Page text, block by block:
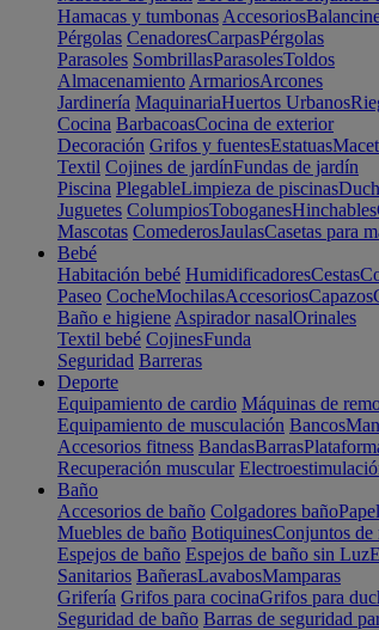
Hamacas y tumbonas Accesorios
Pérgolas CenadoresCarpasPérgolas
Parasoles SombrillasParasolesToldos
Almacenamiento ArmariosArcones
Jardinería MaquinariaHuertos Urbanos
Cocina BarbacoasCocina de exterior
Decoración Grifos y fuentesEstatuas
Textil Cojines de jardínFundas de jardín
Piscina PlegableLimpieza de piscinas
Juguetes ColumpiosToboganesHinchables
Mascotas ComederosJaulasCasetas para
Bebé
Habitación bebé HumidificadoresCestas
Paseo CocheMochilasAccesoriosCapazos
Baño e higiene Aspirador nasalOrinales
Textil bebé CojinesFunda
Seguridad Barreras
Deporte
Equipamiento de cardio Máquinas de
Equipamiento de musculación Bancos
Accesorios fitness BandasBarras
Recuperación muscular
Baño
Accesorios de baño Colgadores baño
Muebles de baño BotiquinesConjuntos de
Espejos de baño Espejos de baño sin Luz
Sanitarios BañerasLavabosMamparas
Grifería Grifos para cocinaGrifos para
Seguridad de baño Barras de seguridad